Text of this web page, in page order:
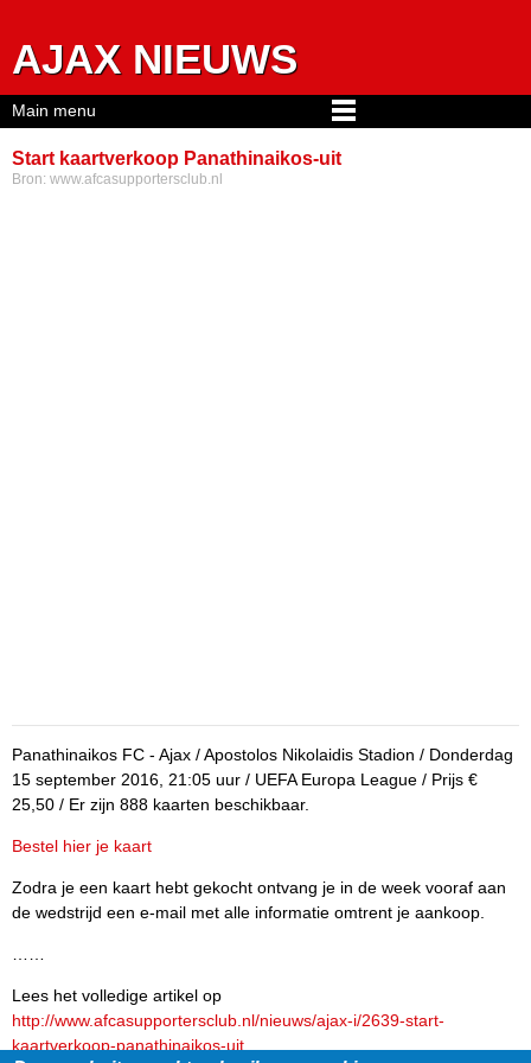
AJAX NIEUWS
Start kaartverkoop Panathinaikos-uit
Bron: www.afcasupportersclub.nl
Panathinaikos FC - Ajax / Apostolos Nikolaidis Stadion / Donderdag
15 september 2016, 21:05 uur / UEFA Europa League / Prijs €
25,50 / Er zijn 888 kaarten beschikbaar.
Bestel hier je kaart
Zodra je een kaart hebt gekocht ontvang je in de week vooraf aan
de wedstrijd een e-mail met alle informatie omtrent je aankoop.
Lees het volledige artikel op
http://www.afcasupportersclub.nl/nieuws/ajax-i/2639-start-
kaartverkoop-panathinaikos-uit
Main menu